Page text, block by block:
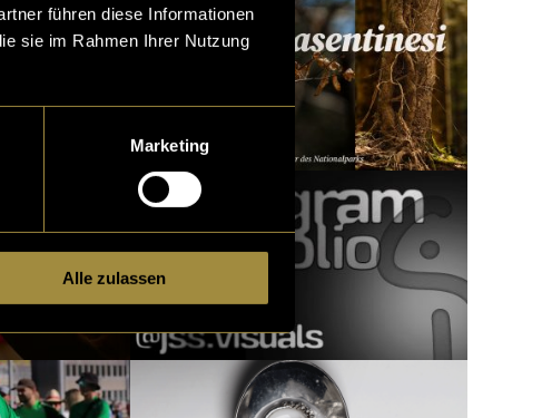
führen diese Informationen
sie im Rahmen Ihrer Nutzung
Marketing
Alle zulassen